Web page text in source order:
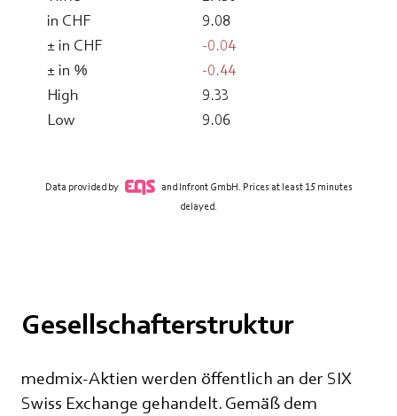
Gesellschafterstruktur
medmix-Aktien werden öffentlich an der SIX
Swiss Exchange gehandelt. Gemäß dem